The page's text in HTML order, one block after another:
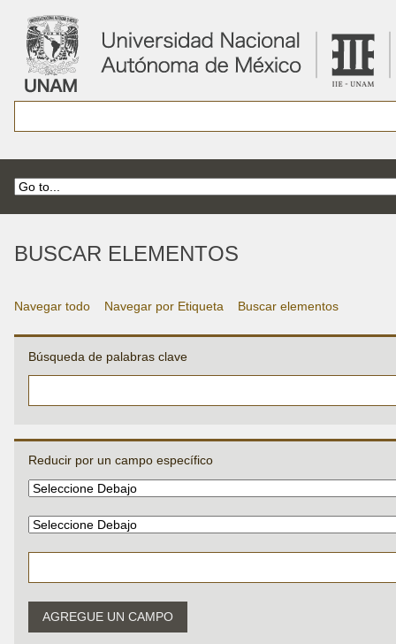
BUSCAR ELEMENTOS
Navegar todo Navegar por Etiqueta Buscar elementos
Búsqueda de palabras clave
Reducir por un campo específico
AGREGUE UN CAMPO